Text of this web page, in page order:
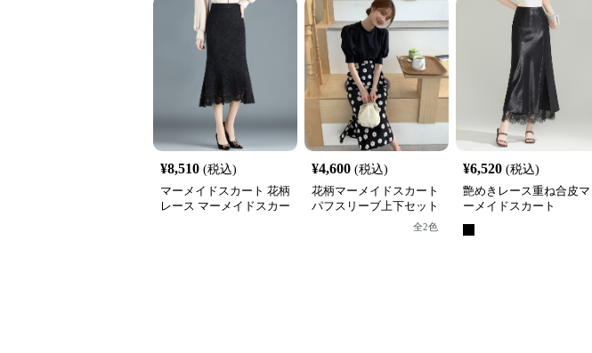
¥8,510 (税込)
マーメイドスカート 花柄
レース マーメイドスカー
¥4,600 (税込)
花柄マーメイドスカート
パフスリーブ上下セット
全2色
¥6,520 (税込)
艶めきレース重ね合皮マ
ーメイドスカート